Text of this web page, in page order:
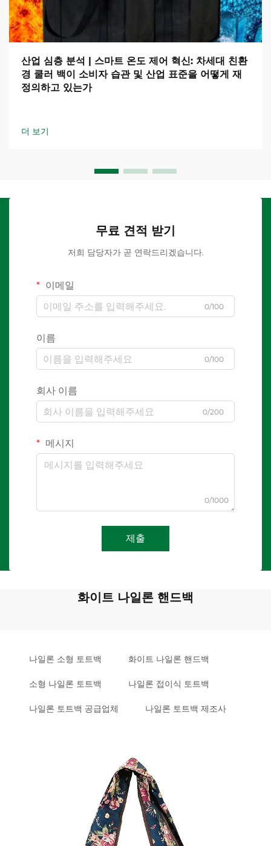
산업 심층 분석 | 스마트 온도 제어 혁신: 차세대 친환
경 쿨러 백이 소비자 습관 및 산업 표준을 어떻게 재
정의하고 있는가
더 보기
무료 견적 받기
저희 담당자가 곧 연락드리겠습니다.
이메일
0/100
이름
0/100
회사 이름
0/200
메시지
0/1000
제출
화이트 나일론 핸드백
나일론 소형 토트백 화이트 나일론 핸드백
소형 나일론 토트백 나일론 접이식 토트백
나일론 토트백 공급업체 나일론 토트백 제조사